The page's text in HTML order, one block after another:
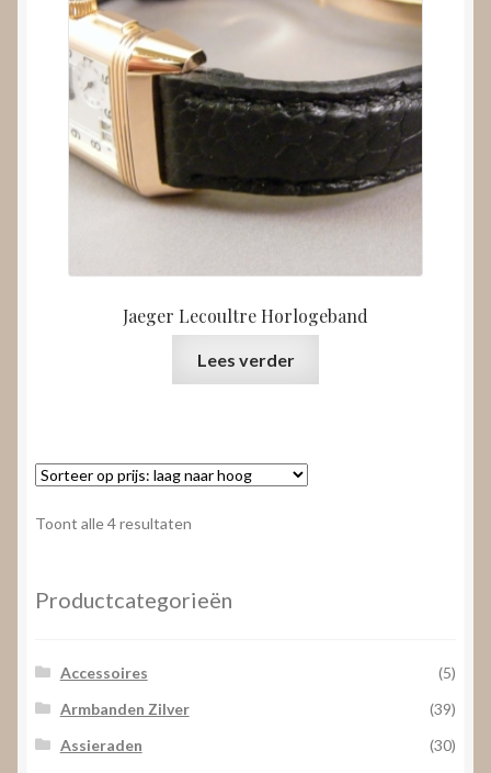
Jaeger Lecoultre Horlogeband
Lees verder
Toont alle 4 resultaten
laag
Productcategorieën
Accessoires
(5)
Armbanden Zilver
(39)
Assieraden
(30)